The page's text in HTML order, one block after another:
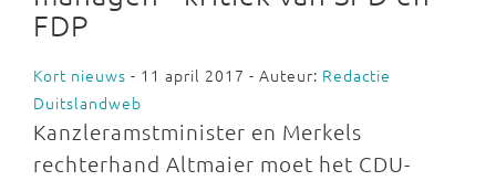
FDP
Kort nieuws - 11 april 2017 - Auteur: Redactie
Duitslandweb
Kanzleramstminister en Merkels
rechterhand Altmaier moet het CDU-